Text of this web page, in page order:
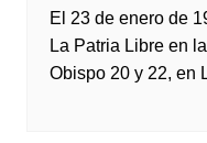
El 23 de enero de
La Patria Libre en
Obispo 20 y 22, en